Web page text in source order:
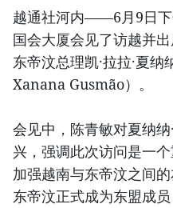
越通社河内——6月9日下
国会大厦会见了访越并
东帝汶总理凯·拉拉·夏
Xanana Gusmão）。
会见中，陈青敏对夏纳
兴，强调此次访问是一
加强越南与东帝汶之间
东帝汶正式成为东盟成